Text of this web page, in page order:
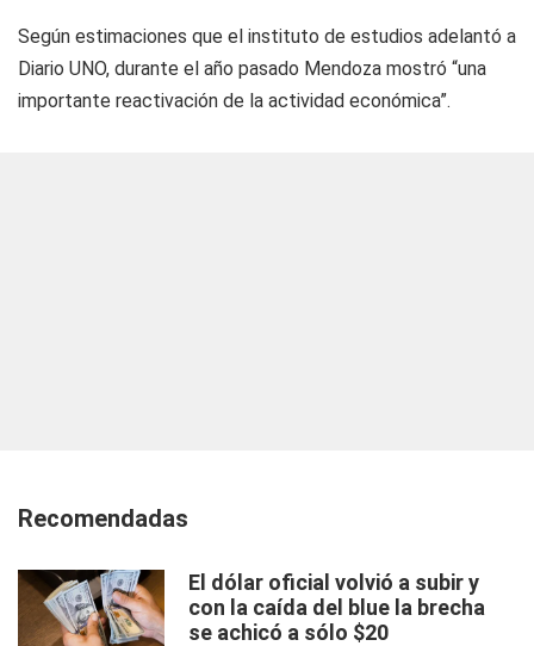
Según estimaciones que el instituto de estudios adelantó a
Diario UNO, durante el año pasado Mendoza mostró “una
importante reactivación de la actividad económica”.
Recomendadas
El dólar oficial volvió a subir y
con la caída del blue la brecha
se achicó a sólo $20